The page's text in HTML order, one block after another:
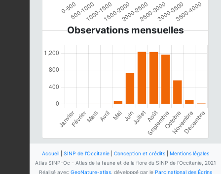
Observations mensuelles
Accueil| SINP de l'Occitanie| Conception et crédits| Mentions légales
Atlas SINP-Oc - Atlas de la faune et de la flore du SINP de l'Occitanie, 2021
Réalisé avec GeoNature-atlas, développé par le Parc national des Écrins